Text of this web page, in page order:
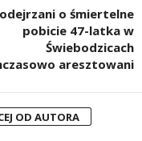
o śmiertelne
pobicie 47-latka w
Świebodzicach
aresztowani
OD AUTORA